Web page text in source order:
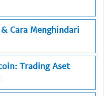
Cara Menghindari
Trading Aset